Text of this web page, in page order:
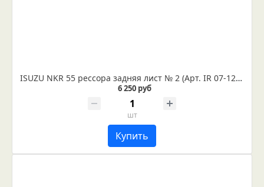
ISUZU NKR 55 рессора задняя лист № 2 (Арт. IR 07-12-02)
6 250 руб
шт
Купить